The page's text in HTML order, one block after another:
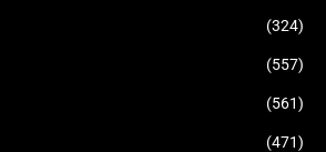
(324)
(557)
(561)
(471)